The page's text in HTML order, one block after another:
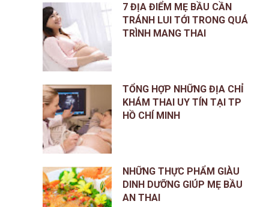
7 ĐỊA ĐIỂM MẸ BẦU CẦN
TRÁNH LUI TỚI TRONG QUÁ
TRÌNH MANG THAI
TỔNG HỢP NHỮNG ĐỊA CHỈ
KHÁM THAI UY TÍN TẠI TP
HỒ CHÍ MINH
NHỮNG THỰC PHẨM GIÀU
DINH DƯỠNG GIÚP MẸ BẦU
AN THAI